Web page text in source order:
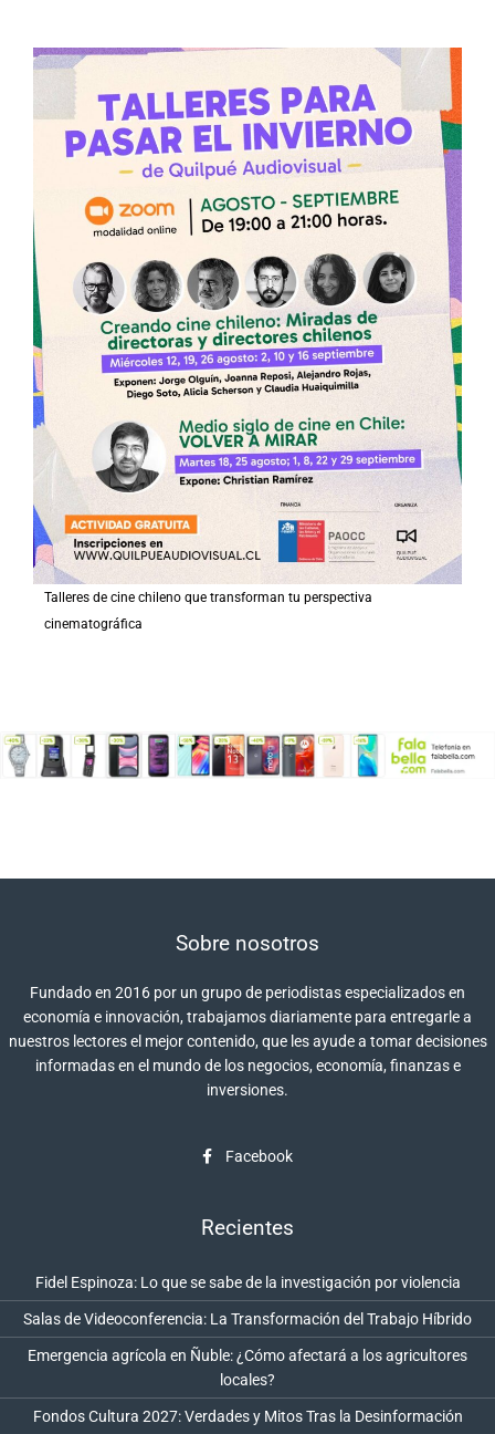
Talleres de cine chileno que transforman tu perspectiva
cinematográfica
Sobre nosotros
Fundado en 2016 por un grupo de periodistas especializados en
economía e innovación, trabajamos diariamente para entregarle a
nuestros lectores el mejor contenido, que les ayude a tomar decisiones
informadas en el mundo de los negocios, economía, finanzas e
inversiones.
Facebook
Recientes
Fidel Espinoza: Lo que se sabe de la investigación por violencia
Salas de Videoconferencia: La Transformación del Trabajo Híbrido
Emergencia agrícola en Ñuble: ¿Cómo afectará a los agricultores
locales?
Fondos Cultura 2027: Verdades y Mitos Tras la Desinformación